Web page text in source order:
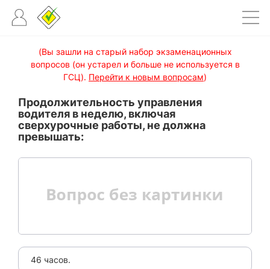
(Вы зашли на старый набор экзаменационных
вопросов (он устарел и больше не используется в
ГСЦ). Перейти к новым вопросам)
Продолжительность управления
водителя в неделю, включая
сверхурочные работы, не должна
превышать:
46 часов.